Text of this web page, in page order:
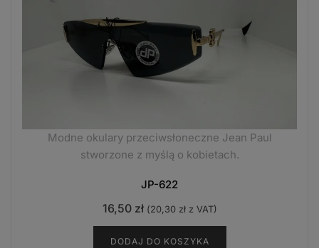
Modne okulary przeciwsłoneczne Jean Paul
stworzone z myślą o kobietach.
JP-622
16,50 zł (20,30 złz VAT)
DODAJ DO KOSZYKA